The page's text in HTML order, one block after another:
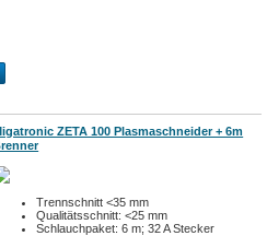
ZETA 100 Plasmaschneider + 6m
Trennschnitt <35 mm
Qualitätsschnitt: <25 mm
Schlauchpaket: 6 m; 32 A Stecker